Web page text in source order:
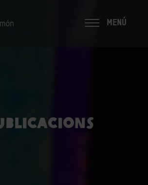
MENÚ